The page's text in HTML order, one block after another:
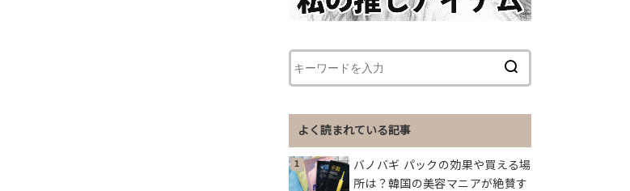
よく読まれている記事
バノバギ パックの効果や買える場
所は？韓国の美容マニアが絶賛す